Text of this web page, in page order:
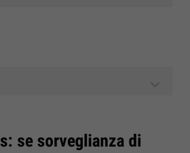
se sorveglianza di